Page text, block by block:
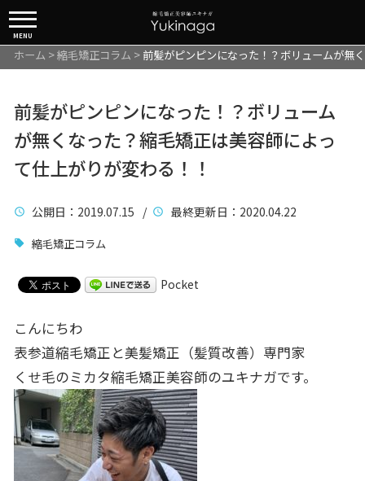
MENU
ホーム >縮毛矯正コラム > 前髪がピンピンになった！？ボリュームが無
前髪がピンピンになった！？ボリューム
が無くなった？縮毛矯正は美容師によっ
て仕上がりが変わる！！
公開日 ：2019.07.15 / 最終更新日 ：2020.04.22
縮毛矯正コラム
Pocket
こんにちわ
表参道縮毛矯正と美髪矯正（髪質改善）専門家
くせ毛のミカタ縮毛矯正美容師のユキナガです。